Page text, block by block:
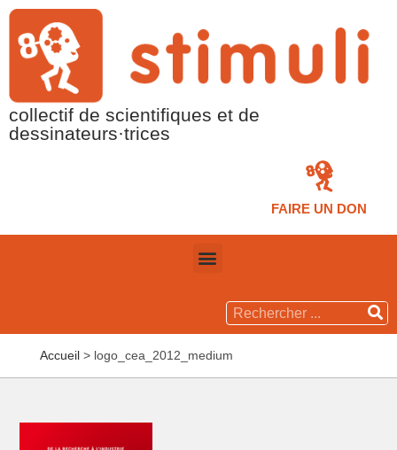
collectif de scientifiques et de
dessinateurs·trices
FAIRE UN DON
Accueil > logo_cea_2012_medium